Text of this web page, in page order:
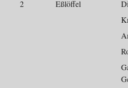
2 Eßlöffel